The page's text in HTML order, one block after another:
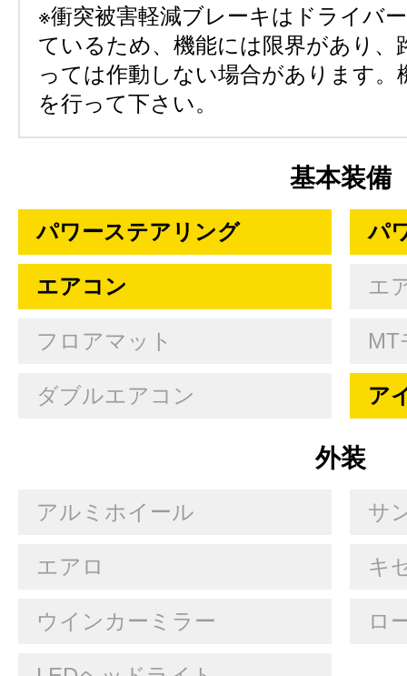
※衝突被害軽減ブレーキはドライバ
ているため、機能には限界があり、
っては作動しない場合があります。
を行って下さい。
基本装備
パワーステアリング パ
エアコン エ
フロアマット MT
ダブルエアコン ア
外装
アルミホイール サ
エアロ キ
ウインカーミラー ロ